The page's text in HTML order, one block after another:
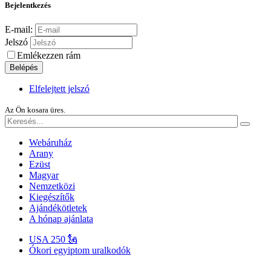
Bejelentkezés
E-mail:
Jelszó
Emlékezzen rám
Belépés
Elfelejtett jelszó
Az Ön kosara üres.
Webáruház
Arany
Ezüst
Magyar
Nemzetközi
Kiegészítők
Ajándékötletek
A hónap ajánlata
USA 250 🗽
Ókori egyiptom uralkodók